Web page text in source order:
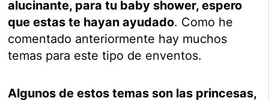
alucinante, para tu baby shower, espero
que estas te hayan ayudado. Como he
comentado anteriormente hay muchos
temas para este tipo de enventos.
Algunos de estos temas son las princesas,